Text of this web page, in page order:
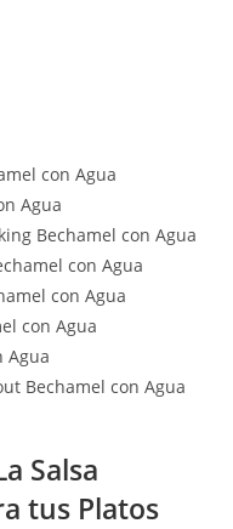
con Agua
Agua
Bechamel con Agua
con Agua
con Agua
con Agua
Agua
Bechamel con Agua
Salsa
tus Platos